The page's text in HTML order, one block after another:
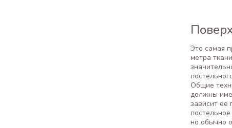
Это самая
метра
Общие
должны
зависит ее
но обычно